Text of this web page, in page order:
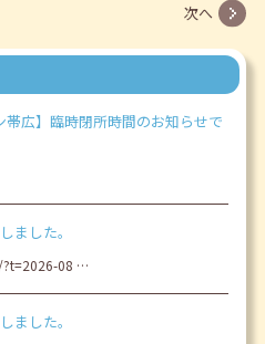
次へ
帯広】臨時閉所時間のお知らせで
ました。
08 …
ました。